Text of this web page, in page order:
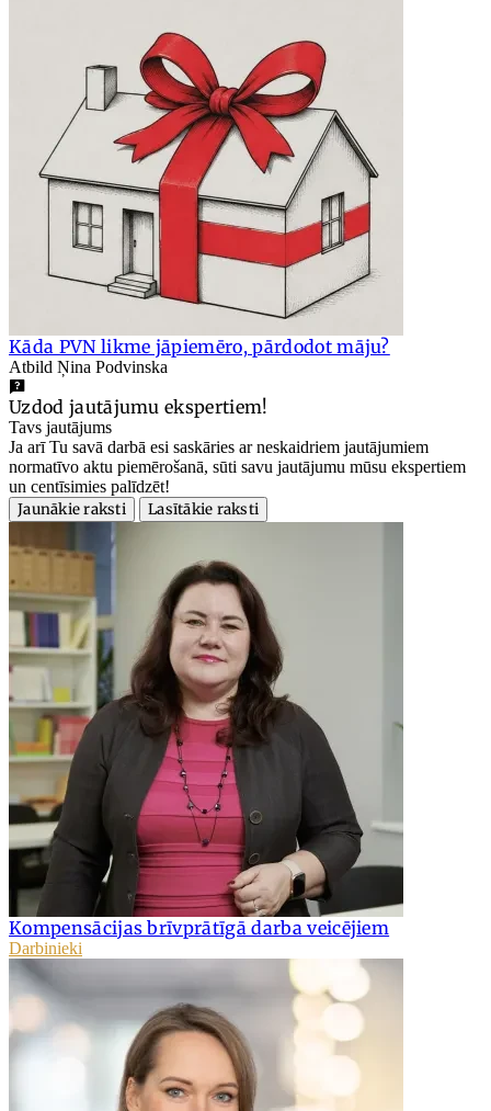
Kāda PVN likme jāpiemēro, pārdodot māju?
Atbild Ņina Podvinska
Uzdod jautājumu ekspertiem!
Tavs jautājums
Ja arī Tu savā darbā esi saskāries ar neskaidriem jautājumiem
normatīvo aktu piemērošanā, sūti savu jautājumu mūsu ekspertiem
un centīsimies palīdzēt!
Jaunākie raksti
Lasītākie raksti
Kompensācijas brīvprātīgā darba veicējiem
Darbinieki